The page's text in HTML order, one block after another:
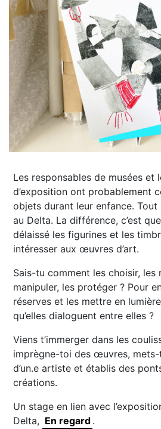
Les responsables de musées et
d’exposition ont probablement
objets durant leur enfance.
au Delta. La différence, c’est
délaissé les figurines et les
intéresser aux œuvres d’art.
Sais-tu comment les choisir, les
manipuler, les protéger ? Pour
réserves et les mettre en
qu’elles dialoguent entre elles ?
Viens t’immerger dans les
imprègne-toi des œuvres, mets-
d’un.e artiste et établis des
créations.
Un stage en lien avec
Delta, En regard .